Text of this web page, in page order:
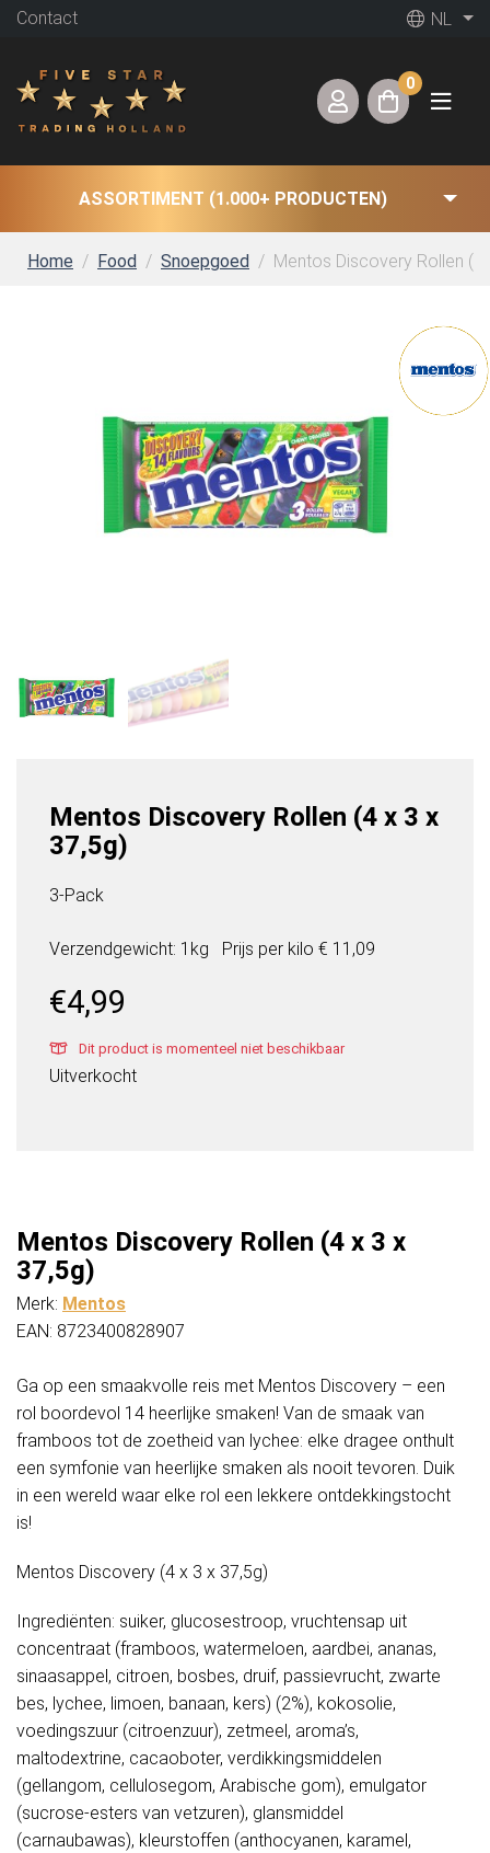
Contact NL
0
ASSORTIMENT (1.000+ PRODUCTEN)
Home Food Snoepgoed Mentos Discovery Rollen (4
Mentos Discovery Rollen (4 x 3 x
37,5g)
3-Pack
Verzendgewicht: 1kg Prijs per kilo € 11,09
€4,99
Dit product is momenteel niet beschikbaar
Uitverkocht
Mentos Discovery Rollen (4 x 3 x
37,5g)
Merk: Mentos
EAN: 8723400828907
Ga op een smaakvolle reis met Mentos Discovery – een
rol boordevol 14 heerlijke smaken! Van de smaak van
framboos tot de zoetheid van lychee: elke dragee onthult
een symfonie van heerlijke smaken als nooit tevoren. Duik
in een wereld waar elke rol een lekkere ontdekkingstocht
is!
Mentos Discovery (4 x 3 x 37,5g)
Ingrediënten: suiker, glucosestroop, vruchtensap uit
concentraat (framboos, watermeloen, aardbei, ananas,
sinaasappel, citroen, bosbes, druif, passievrucht, zwarte
bes, lychee, limoen, banaan, kers) (2%), kokosolie,
voedingszuur (citroenzuur), zetmeel, aroma’s,
maltodextrine, cacaoboter, verdikkingsmiddelen
(gellangom, cellulosegom, Arabische gom), emulgator
(sucrose-esters van vetzuren), glansmiddel
(carnaubawas), kleurstoffen (anthocyanen, karamel,